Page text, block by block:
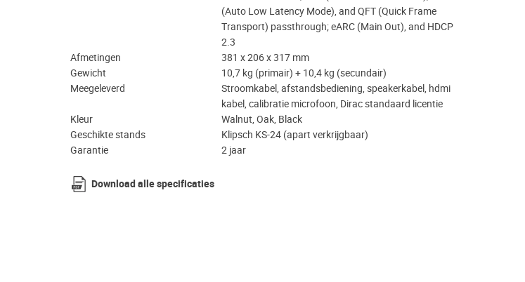
(Auto Low Latency Mode), and QFT (Quick Frame
Transport) passthrough; eARC (Main Out), and HDCP
2.3
Afmetingen
381 x 206 x 317 mm
Gewicht
10,7 kg (primair) + 10,4 kg (secundair)
Meegeleverd
Stroomkabel, afstandsbediening, speakerkabel, hdmi
kabel, calibratie microfoon, Dirac standaard licentie
Kleur
Walnut, Oak, Black
Geschikte stands
Klipsch KS-24 (apart verkrijgbaar)
Garantie
2 jaar
Download alle specificaties